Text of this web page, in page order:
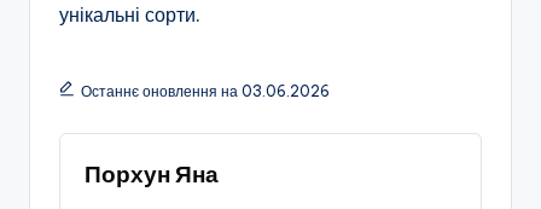
унікальні сорти.
Останнє оновлення на 03.06.2026
Порхун Яна